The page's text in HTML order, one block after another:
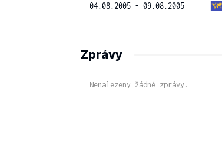
04.08.2005 - 09.08.2005
Zprávy
Nenalezeny žádné zprávy.